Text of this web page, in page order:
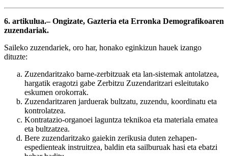
6. artikulua.– Ongizate, Gazteria eta Erronka Demografikoaren
zuzendariak.
Saileko zuzendariek, oro har, honako eginkizun hauek izango
dituzte:
Zuzendaritzako barne-zerbitzuak eta lan-sistemak antolatzea,
hargatik eragotzi gabe Zerbitzu Zuzendaritzari esleitutako
eskumen orokorrak.
Zuzendaritzaren jarduerak bultzatu, zuzendu, koordinatu eta
kontrolatzea.
Kontratazio-organoei laguntza teknikoa eta materiala ematea
eta bultzatzea.
Bere zuzendaritzako gaiekin zerikusia duten zehapen-
espedienteak instruitzea, baldin eta sailburuak hasi eta ebatzi